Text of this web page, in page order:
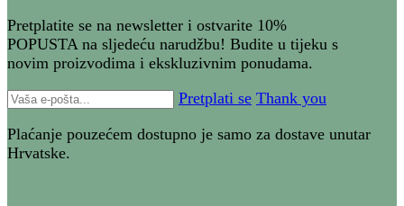
Pretplatite se na newsletter i ostvarite 10%
POPUSTA na sljedeću narudžbu! Budite u tijeku s
novim proizvodima i ekskluzivnim ponudama.
Pretplati se Thank you
Plaćanje pouzećem dostupno je samo za dostave unutar
Hrvatske.